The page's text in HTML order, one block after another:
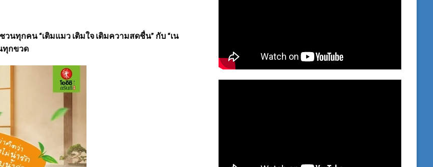
ทุกคน “เติมแมว เติมใจ เติมความสดชื่น” กับ “เน
ทุกขวด